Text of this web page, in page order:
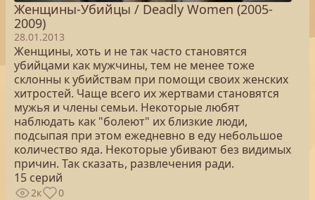
Женщины-Убийцы / Deadly Women (2005-
2009)
28.01.2013
Женщины, хоть и не так часто становятся
убийцами как мужчины, тем не менее тоже
склонны к убийствам при помощи своих женских
хитростей. Чаще всего их жертвами становятся
мужья и члены семьи. Некоторые любят
наблюдать как "болеют" их близкие люди,
подсыпая при этом ежедневно в еду небольшое
количество яда. Некоторые убивают без видимых
причин. Так сказать, развлечения ради.
15 серий
2к 0